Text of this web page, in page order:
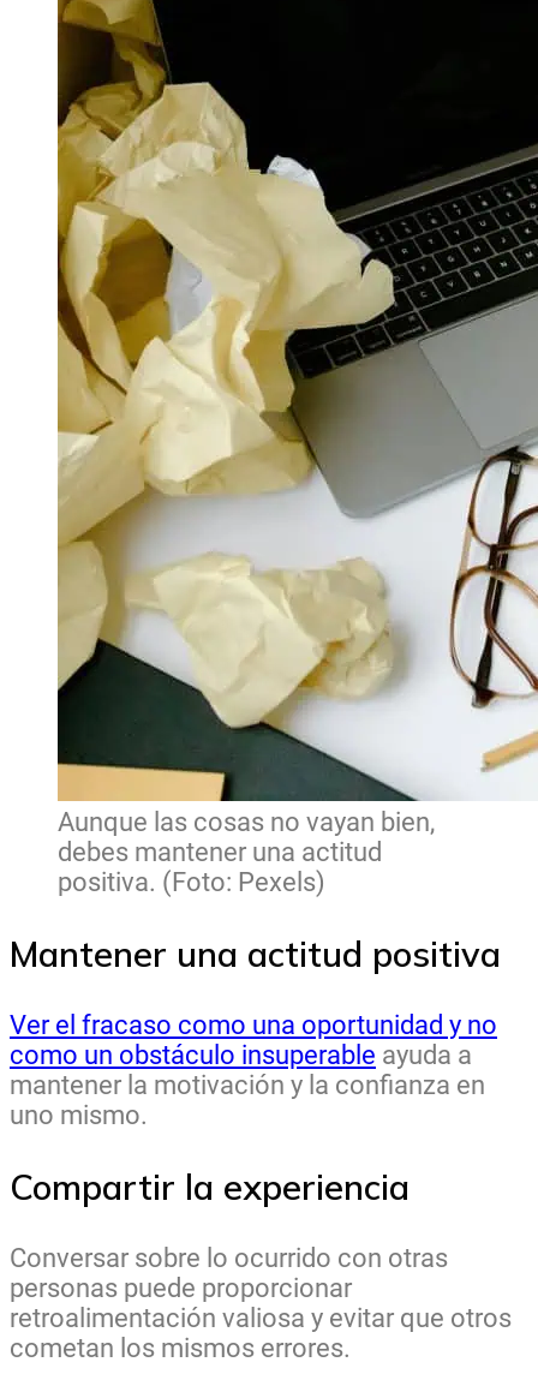
Aunque las cosas no vayan bien,
debes mantener una actitud
positiva. (Foto: Pexels)
Mantener una actitud positiva
Ver el fracaso como una oportunidad y no
como un obstáculo insuperable ayuda a
mantener la motivación y la confianza en
uno mismo.
Compartir la experiencia
Conversar sobre lo ocurrido con otras
personas puede proporcionar
retroalimentación valiosa y evitar que otros
cometan los mismos errores.